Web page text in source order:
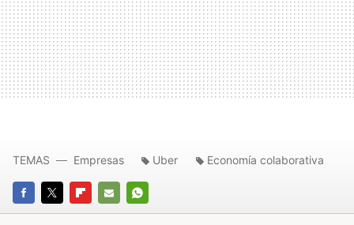
FACEBOOK
TWITTERFLIPBOARD
E-
WHATSAPP
TEMAS Empresas Uber Economía colaborativa